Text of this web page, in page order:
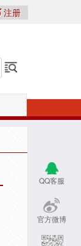
注册
QQ客服
官方微博